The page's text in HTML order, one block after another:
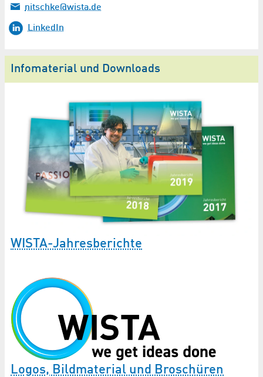
nitschke@wista.de
LinkedIn
Infomaterial und Downloads
WISTA-Jahresberichte
Logos, Bildmaterial und Broschüren